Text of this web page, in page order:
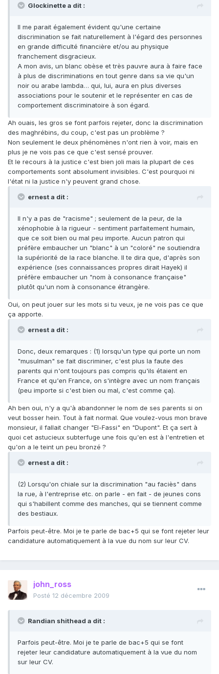
Glockinette a dit :
Il me parait également évident qu'une certaine
discrimination se fait naturellement à l'égard des personnes
en grande difficulté financière et/ou au physique
franchement disgracieux.
A mon avis, un blanc obèse et très pauvre aura à faire face
à plus de discriminations en tout genre dans sa vie qu'un
noir ou arabe lambda… qui, lui, aura en plus diverses
associations pour le soutenir et le représenter en cas de
comportement discriminatoire à son égard.
Ah ouais, les gros se font parfois rejeter, donc la discrimination
des maghrébins, du coup, c'est pas un problème ?
Non seulement le deux phénomènes n'ont rien à voir, mais en
plus je ne vois pas ce que c'est sensé prouver.
Et le recours à la justice c'est bien joli mais la plupart de ces
comportements sont absolument invisibles. C'est pourquoi ni
l'état ni la justice n'y peuvent grand chose.
ernest a dit :
Il n'y a pas de "racisme" ; seulement de la peur, de la
xénophobie à la rigueur - sentiment parfaitement humain,
que ce soit bien ou mal peu importe. Aucun patron qui
préfère embaucher un "blanc" à un "coloré" ne soutiendra
la supériorité de la race blanche. Il te dira que, d'après son
expérience (ses connaissances propres dirait Hayek) il
préfère embaucher un "nom à consonance française"
plutôt qu'un nom à consonance étrangère.
Oui, on peut jouer sur les mots si tu veux, je ne vois pas ce que
ça apporte.
ernest a dit :
Donc, deux remarques : (1) lorsqu'un type qui porte un nom
"musulman" se fait discriminer, c'est plus la faute des
parents qui n'ont toujours pas compris qu'ils étaient en
France et qu'en France, on s'intègre avec un nom français
(peu importe si c'est bien ou mal, c'est comme ça).
Ah ben oui, n'y a qu'à abandonner le nom de ses parents si on
veut bosser hein. Tout à fait normal. Que voulez-vous mon brave
monsieur, il fallait changer "El-Fassi" en "Dupont". Et ça sert à
quoi cet astucieux subterfuge une fois qu'en est à l'entretien et
qu'on a le teint un peu bronzé ?
ernest a dit :
(2) Lorsqu'on chiale sur la discrimination "au faciès" dans
la rue, à l'entreprise etc. on parle - en fait - de jeunes cons
qui s'habillent comme des manches, qui se tiennent comme
des bestiaux.
Parfois peut-être. Moi je te parle de bac+5 qui se font rejeter leur
candidature automatiquement à la vue du nom sur leur CV.
john_ross
Posté 12 décembre 2009
Randian shithead a dit :
Parfois peut-être. Moi je te parle de bac+5 qui se font
rejeter leur candidature automatiquement à la vue du nom
sur leur CV.